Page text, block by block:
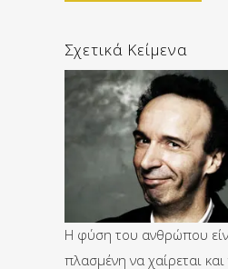
Σχετικά Κείμενα
Η φύση του ανθρώπου
πλασμένη να χαίρεται